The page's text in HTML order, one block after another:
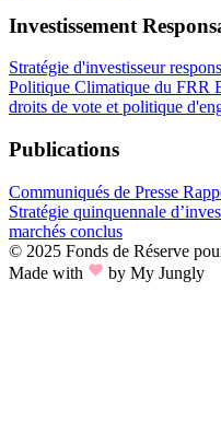
Investissement
Stratégie d'investisseur
Politique Climatique du FRR
droits de vote et politique
Publications
Communiqués de Presse
Stratégie quinquennale
marchés conclus
© 2025 Fonds de Réserve
Made with
by My Jungly